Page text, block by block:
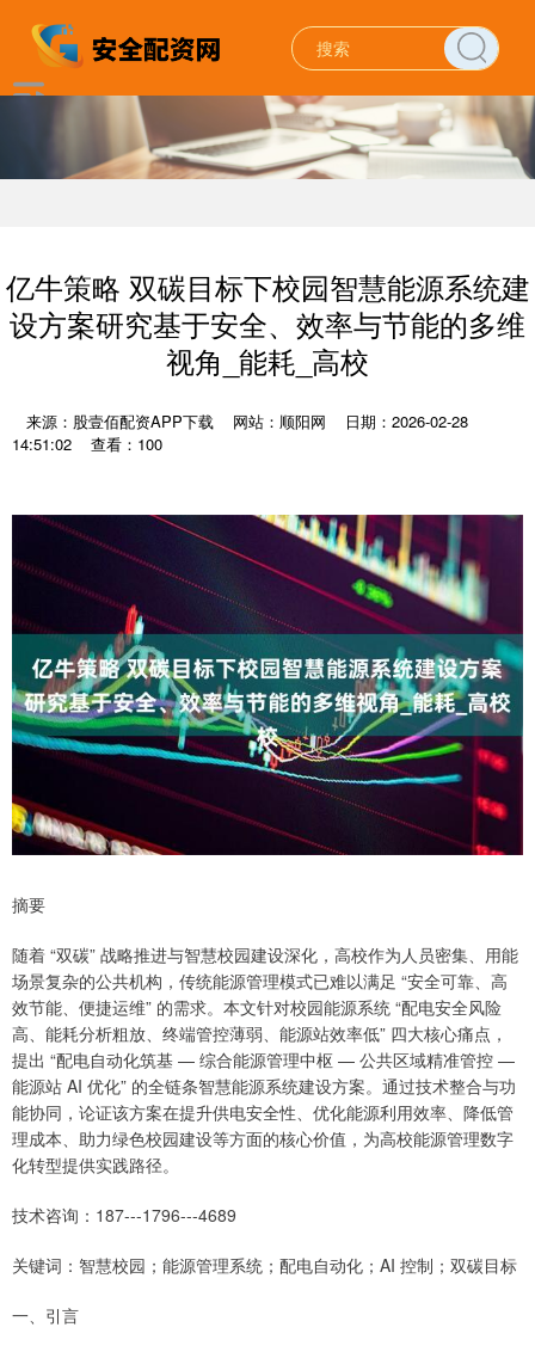
亿牛策略 双碳目标下校园智慧能源系统建
设方案研究基于安全、效率与节能的多维
视角_能耗_高校
来源：股壹佰配资APP下载 网站：顺阳网
日期：2026-02-28
14:51:02
查看：100
摘要
随着 “双碳” 战略推进与智慧校园建设深化，高校作为人员密集、用能
场景复杂的公共机构，传统能源管理模式已难以满足 “安全可靠、高
效节能、便捷运维” 的需求。本文针对校园能源系统 “配电安全风险
高、能耗分析粗放、终端管控薄弱、能源站效率低” 四大核心痛点，
提出 “配电自动化筑基 — 综合能源管理中枢 — 公共区域精准管控 —
能源站 AI 优化” 的全链条智慧能源系统建设方案。通过技术整合与功
能协同，论证该方案在提升供电安全性、优化能源利用效率、降低管
理成本、助力绿色校园建设等方面的核心价值，为高校能源管理数字
化转型提供实践路径。
技术咨询：187---1796---4689
关键词：智慧校园；能源管理系统；配电自动化；AI 控制；双碳目标
一、引言